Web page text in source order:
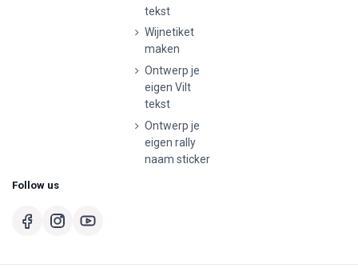
tekst
Wijnetiket
maken
Ontwerp je
eigen Vilt
tekst
Ontwerp je
eigen rally
naam sticker
Follow us